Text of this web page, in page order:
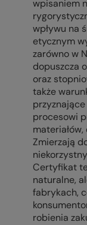
wpisaniem
wpływu na
etycznym
zarówno w
dopuszcza
oraz
także
procesowi
Zmierzają
Certyfikat
naturalne,
fabrykach,
robienia